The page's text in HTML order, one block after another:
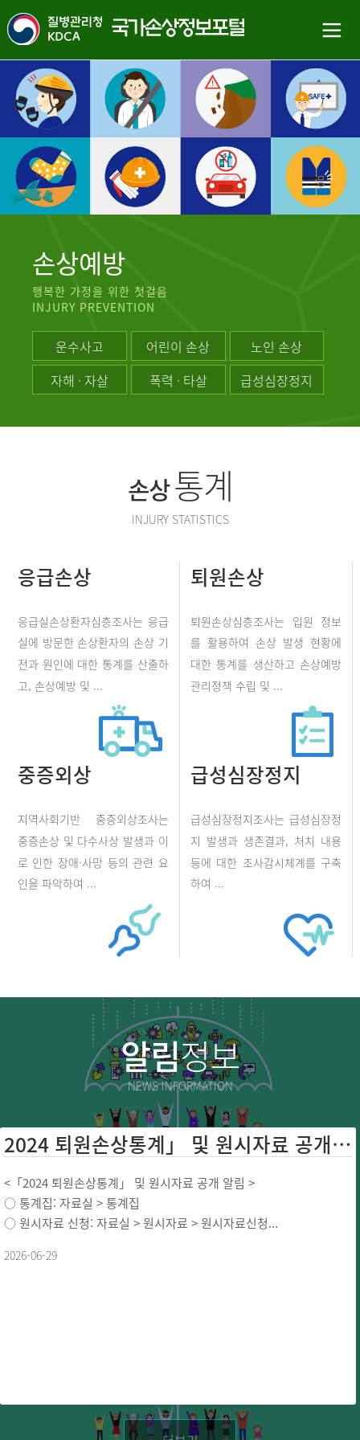
손상예방
행복한 가정을 위한 첫걸음
INJURY PREVENTION
운수사고 어린이 손상
노인 손상
자해 · 자살
폭력 · 타살 급성심장정지
손상통계
INJURY STATISTICS
응급손상
응급실손상환자심층조사는 응급
실에 방문한 손상환자의 손상 기
전과 원인에 대한 통계를 산출하
고, 손상예방 및 ...
퇴원손상
퇴원손상심층조사는 입원 정보
를 활용하여 손상 발생 현황에
대한 통계를 생산하고 손상예방
관리정책 수립 및 ...
중증외상
지역사회기반 중증외상조사는
중증손상 및 다수사상 발생과 이
로 인한 장애·사망 등의 관련 요
인을 파악하여 ...
급성심장정지
급성심장정지조사는 급성심장정
지 발생과 생존결과, 처치 내용
등에 대한 조사감시체계를 구축
하여 ...
알림정보
NEWS INFORMATION
2024 퇴원손상통계」 및 원시자료 공개 ...
<「2024 퇴원손상통계」 및 원시자료 공개 알림 >
○ 통계집: 자료실 > 통계집
○ 원시자료 신청: 자료실 > 원시자료 > 원시자료신청...
2026-06-29